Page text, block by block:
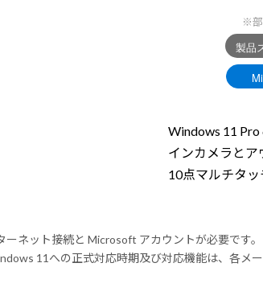
※部
Windows 11
インカメラとア
10点マルチタ
ネット接続と Microsoft アカウントが必要です。
11への正式対応時期及び対応機能は、各メー